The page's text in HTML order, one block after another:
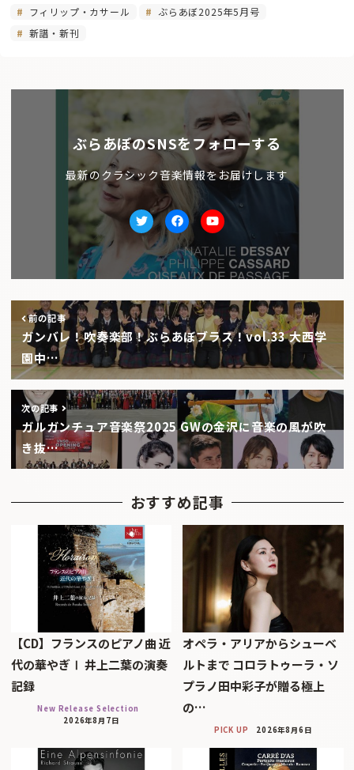
フィリップ・カサール
ぶらあぼ2025年5月号
新譜・新刊
ぶらあぼのSNSをフォローする
最新のクラシック音楽情報をお届けします
TwitterfacebookYoutube
前の記事
ガンバレ！吹奏楽部！ぶらあぼブラス！vol.33 大西学
園中…
次の記事
​ガルガンチュア音楽祭2025 GWの金沢に音楽の風が吹
き抜…
おすすめ記事
【CD】フランスのピアノ曲 近
代の華やぎⅠ 井上二葉の演奏
記録
New Release Selection
2026年8月7日
オペラ・アリアからシューベ
ルトまで コロラトゥーラ・ソ
プラノ田中彩子が贈る極上
の…
PICK UP 2026年8月6日